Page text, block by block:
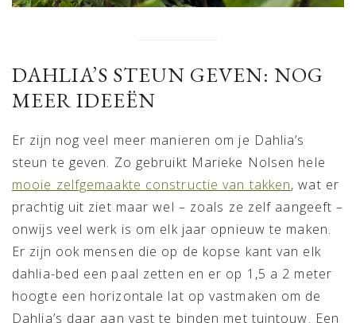
DAHLIA’S STEUN GEVEN: NOG
MEER IDEEËN
Er zijn nog veel meer manieren om je Dahlia’s
steun te geven. Zo gebruikt Marieke Nolsen hele
mooie zelfgemaakte constructie van takken, wat er
prachtig uit ziet maar wel – zoals ze zelf aangeeft –
onwijs veel werk is om elk jaar opnieuw te maken.
Er zijn ook mensen die op de kopse kant van elk
dahlia-bed een paal zetten en er op 1,5 a 2 meter
hoogte een horizontale lat op vastmaken om de
Dahlia’s daar aan vast te binden met tuintouw. Een